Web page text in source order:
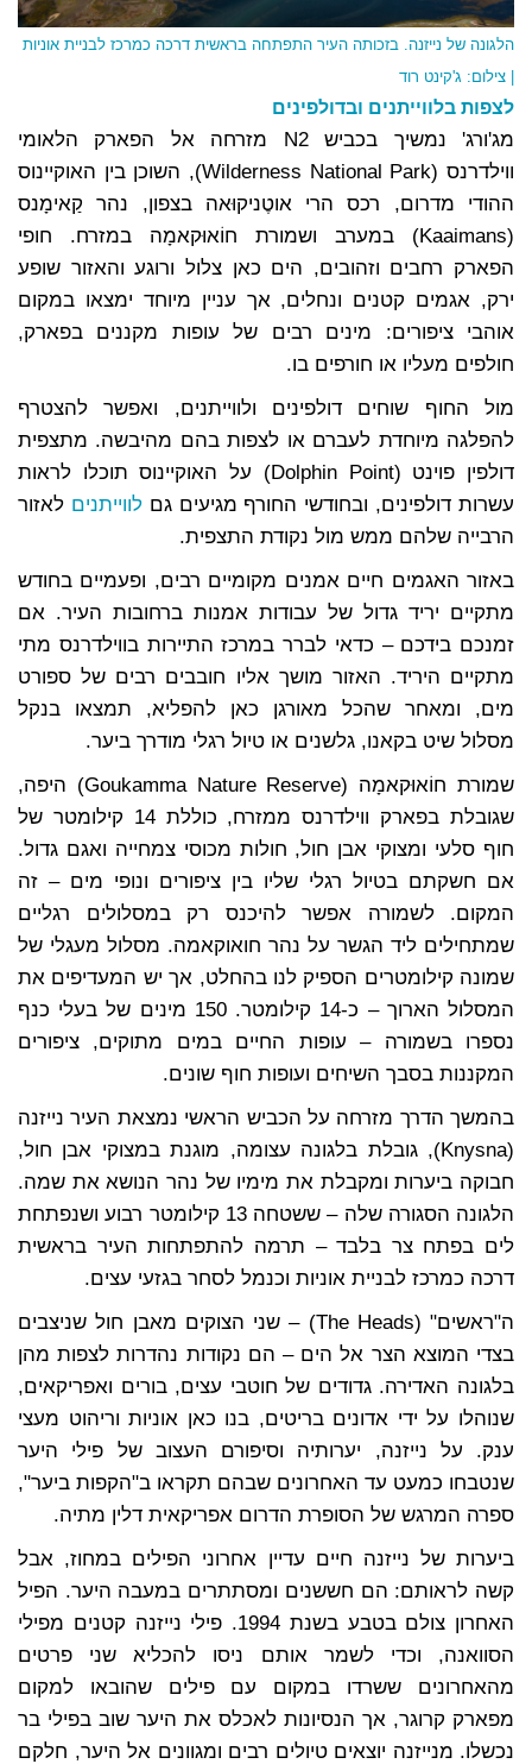
הלגונה של נייזנה. בזכותה העיר התפתחה בראשית דרכה כמרכז לבניית אוניות
| צילום: ג'קינט רוד
לצפות בלווייתנים ובדולפינים
מג'ורג' נמשיך בכביש N2 מזרחה אל הפארק הלאומי
ווילדרנס (Wilderness National Park), השוכן בין האוקיינוס
ההודי מדרום, רכס הרי אוטֶניקוּאה בצפון, נהר קַאימָנס
(Kaaimans) במערב ושמורת חוֹאוּקאמָה במזרח. חופי
הפארק רחבים וזהובים, הים כאן צלול ורוגע והאזור שופע
ירק, אגמים קטנים ונחלים, אך עניין מיוחד ימצאו במקום
אוהבי ציפורים: מינים רבים של עופות מקננים בפארק,
חולפים מעליו או חורפים בו.
מול החוף שוחים דולפינים ולווייתנים, ואפשר להצטרף
להפלגה מיוחדת לעברם או לצפות בהם מהיבשה. מתצפית
דולפין פוינט (Dolphin Point) על האוקיינוס תוכלו לראות
עשרות דולפינים, ובחודשי החורף מגיעים גםלווייתנים לאזור
הרבייה שלהם ממש מול נקודת התצפית.
באזור האגמים חיים אמנים מקומיים רבים, ופעמיים בחודש
מתקיים יריד גדול של עבודות אמנות ברחובות העיר. אם
זמנכם בידכם – כדאי לברר במרכז התיירות בווילדרנס מתי
מתקיים היריד. האזור מושך אליו חובבים רבים של ספורט
מים, ומאחר שהכל מאורגן כאן להפליא, תמצאו בנקל
מסלול שיט בקאנו, גלשנים או טיול רגלי מודרך ביער.
שמורת חוֹאוּקאמָה (Goukamma Nature Reserve) היפה,
שגובלת בפארק ווילדרנס ממזרח, כוללת 14 קילומטר של
חוף סלעי ומצוקי אבן חול, חולות מכוסי צמחייה ואגם גדול.
אם חשקתם בטיול רגלי שליו בין ציפורים ונופי מים – זה
המקום. לשמורה אפשר להיכנס רק במסלולים רגליים
שמתחילים ליד הגשר על נהר חואוקאמה. מסלול מעגלי של
שמונה קילומטרים הספיק לנו בהחלט, אך יש המעדיפים את
המסלול הארוך – כ-14 קילומטר. 150 מינים של בעלי כנף
נספרו בשמורה – עופות החיים במים מתוקים, ציפורים
המקננות בסבך השיחים ועופות חוף שונים.
בהמשך הדרך מזרחה על הכביש הראשי נמצאת העיר נייזנה
(Knysna), גובלת בלגונה עצומה, מוגנת במצוקי אבן חול,
חבוקה ביערות ומקבלת את מימיו של נהר הנושא את שמה.
הלגונה הסגורה שלה – ששטחה 13 קילומטר רבוע ושנפתחת
לים בפתח צר בלבד – תרמה להתפתחות העיר בראשית
דרכה כמרכז לבניית אוניות וכנמל לסחר בגזעי עצים.
ה"ראשים" (The Heads) – שני הצוקים מאבן חול שניצבים
בצדי המוצא הצר אל הים – הם נקודות נהדרות לצפות מהן
בלגונה האדירה. גדודים של חוטבי עצים, בורים ואפריקאים,
שנוהלו על ידי אדונים בריטים, בנו כאן אוניות וריהוט מעצי
ענק. על נייזנה, יערותיה וסיפורם העצוב של פילי היער
שנטבחו כמעט עד האחרונים שבהם תקראו ב"הקפות ביער",
ספרה המרגש של הסופרת הדרום אפריקאית דלין מתיה.
ביערות של נייזנה חיים עדיין אחרוני הפילים במחוז, אבל
קשה לראותם: הם חששנים ומסתתרים במעבה היער. הפיל
האחרון צולם בטבע בשנת 1994. פילי נייזנה קטנים מפילי
הסוואנה, וכדי לשמר אותם ניסו להכליא שני פרטים
מהאחרונים ששרדו במקום עם פילים שהובאו למקום
מפארק קרוגר, אך הנסיונות לאכלס את היער שוב בפילי בר
נכשלו. מנייזנה יוצאים טיולים רבים ומגוונים אל היער, חלקם